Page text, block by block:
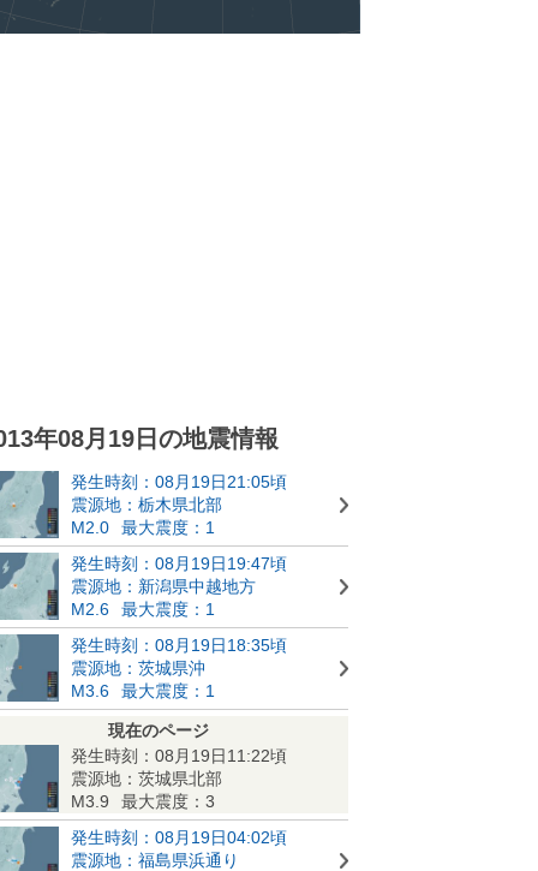
年08月19日の地震情報
発生時刻：08月19日21:05頃
震源地：栃木県北部
M2.0
最大震度：1
発生時刻：08月19日19:47頃
震源地：新潟県中越地方
M2.6
最大震度：1
発生時刻：08月19日18:35頃
震源地：茨城県沖
M3.6
最大震度：1
現在のページ
発生時刻：08月19日11:22頃
震源地：茨城県北部
M3.9
最大震度：3
発生時刻：08月19日04:02頃
震源地：福島県浜通り